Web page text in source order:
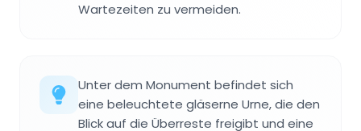
Wartezeiten zu vermeiden.
Unter dem Monument befindet sich
eine beleuchtete gläserne Urne, die den
Blick auf die Überreste freigibt und eine